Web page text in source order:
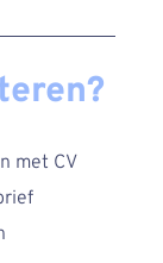
met CV